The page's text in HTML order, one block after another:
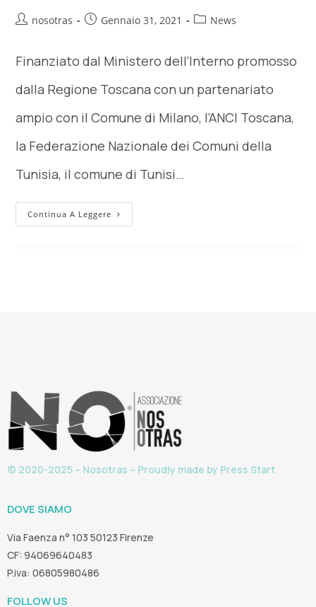
nosotras Gennaio 31, 2021 News
Finanziato dal Ministero dell’Interno promosso
dalla Regione Toscana con un partenariato
ampio con il Comune di Milano, l’ANCI Toscana,
la Federazione Nazionale dei Comuni della
Tunisia, il comune di Tunisi…
Continua A Leggere
© 2020-2025 – Nosotras – Proudly made by Press Start
DOVE SIAMO
Via Faenza n° 103 50123 Firenze
CF: 94069640483
P.iva: 06805980486
FOLLOW US